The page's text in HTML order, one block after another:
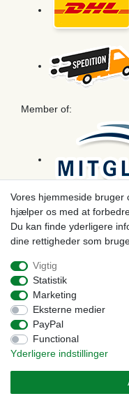
Member of:
Betaling
Vores hjemmeside bruger
hjælper os med at
Du kan finde yderligere
dine rettigheder som
Vigtig
Statistik
Marketing
Eksterne medier
PayPal
Functional
Yderligere indstillinger